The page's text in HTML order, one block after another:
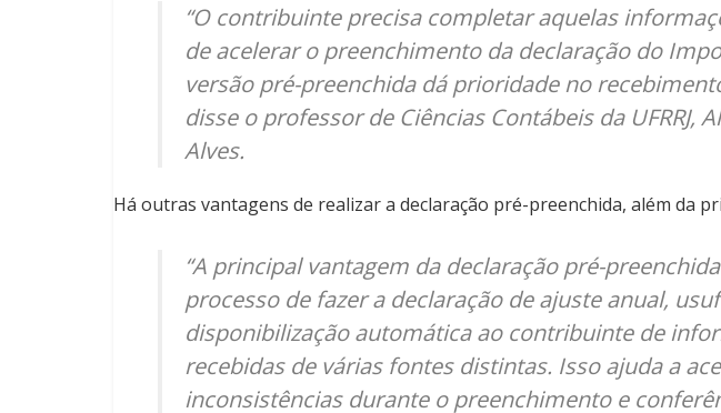
“O contribuinte precisa completar aquelas
de acelerar o preenchimento da declaração do
versão pré-preenchida dá prioridade no
disse o professor de Ciências Contábeis da UFRRJ,
Alves.
Há outras vantagens de realizar a declaração pré-preenchida, além da
“A principal vantagem da declaração pré-
processo de fazer a declaração de ajuste anual,
disponibilização automática ao contribuinte de
recebidas de várias fontes distintas. Isso ajuda a
inconsistências durante o preenchimento e